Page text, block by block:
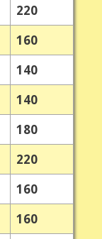
220
160
140
140
180
220
160
160